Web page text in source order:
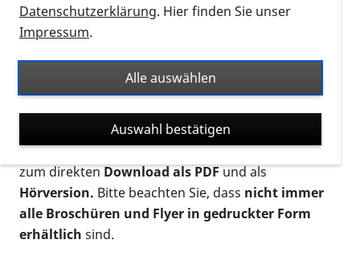
Auf dieser Seite finden Sie sämtliches Infomaterial
Ort. Nutzen Sie den Formatfilter, um ausschließlich
nach Flyern und Broschüren, Audios oder Videos zu
suchen. Die meisten Flyer und Broschüren werden in
verschiedenen Formaten angeboten: zur
postalischen Bestellung als gedruckte Variante
zum direktenDownload als PDFund als
Hörversion. Bitte beachten Sie, dass nicht immer
alle Broschüren und Flyer in gedruckter Form
erhältlich sind.
Datenschutzerklärung. Hier finden Sie unser
Impressum.
Alle auswählen
Auswahl bestätigen